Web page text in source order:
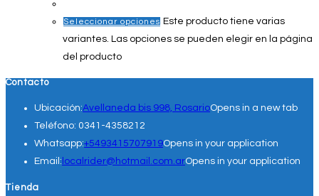
Seleccionar opciones Este producto tiene varias
variantes. Las opciones se pueden elegir en la página
del producto
Contacto
Ubicación:Avellaneda bis 998, RosarioOpens in a new tab
Teléfono: 0341-4358212
Whatsapp:+5493415707919Opens in your application
Email: localrider@hotmail.com.arOpens in your application
Tienda